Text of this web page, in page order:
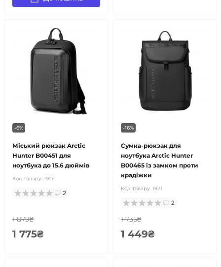
-6%
Міський рюкзак Arctic
Hunter B00451 для
ноутбука до 15.6 дюймів
Код товару: 1917
2
1 879₴
1 775₴
-16%
Сумка-рюкзак для
ноутбука Arctic Hunter
B00465 із замком проти
крадіжки
Код товару: 1921
2
1 735₴
1 449₴